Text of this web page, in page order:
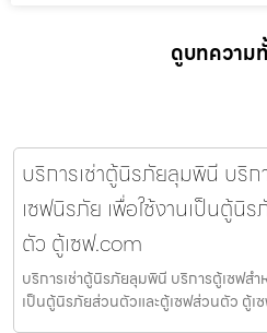
ดูบทความ
บริการเช่าตู้นิรภัยลุมพินี บริก
เซฟนิรภัย เพื่อใช้งานเป็นตู้นิ
ตัว ตู้เซฟ.com
บริการเช่าตู้นิรภัยลุมพินี บริการตู้เซฟสำ
เป็นตู้นิรภัยส่วนตัวและตู้เซฟส่วนตัว ตู้เ